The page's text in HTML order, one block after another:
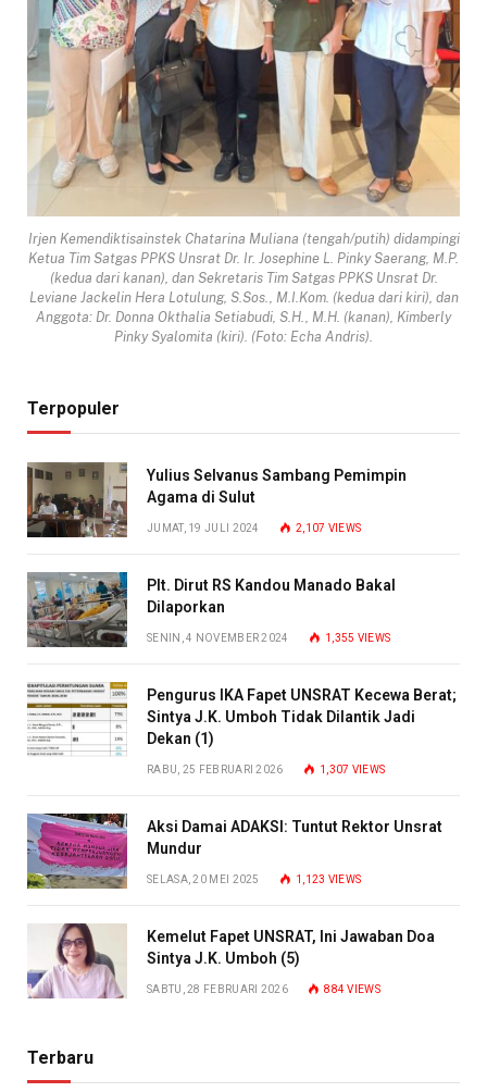
Irjen Kemendiktisainstek Chatarina Muliana (tengah/putih) didampingi
Ketua Tim Satgas PPKS Unsrat Dr. Ir. Josephine L. Pinky Saerang, M.P.
(kedua dari kanan), dan Sekretaris Tim Satgas PPKS Unsrat Dr.
Leviane Jackelin Hera Lotulung, S.Sos., M.I.Kom. (kedua dari kiri), dan
Anggota: Dr. Donna Okthalia Setiabudi, S.H., M.H. (kanan), Kimberly
Pinky Syalomita (kiri). (Foto: Echa Andris).
Terpopuler
Yulius Selvanus Sambang Pemimpin
Agama di Sulut
JUMAT, 19 JULI 2024 2,107 VIEWS
Plt. Dirut RS Kandou Manado Bakal
Dilaporkan
SENIN, 4 NOVEMBER 2024 1,355 VIEWS
Pengurus IKA Fapet UNSRAT Kecewa Berat;
Sintya J.K. Umboh Tidak Dilantik Jadi
Dekan (1)
RABU, 25 FEBRUARI 2026 1,307 VIEWS
Aksi Damai ADAKSI: Tuntut Rektor Unsrat
Mundur
SELASA, 20 MEI 2025 1,123 VIEWS
Kemelut Fapet UNSRAT, Ini Jawaban Doa
Sintya J.K. Umboh (5)
SABTU, 28 FEBRUARI 2026 884VIEWS
Terbaru